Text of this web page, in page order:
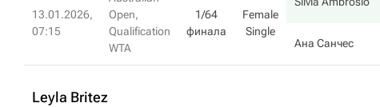
13.01.2026,
07:15
Open,
Qualification
WTA
1/64
финала
Female
Single
Ана Санчес
Leyla Britez